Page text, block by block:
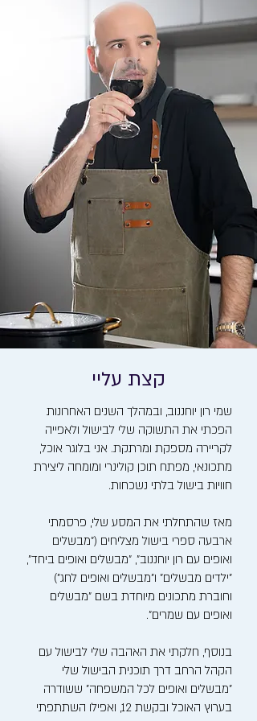
קצת עליי
שמי רון יוחננוב, ובמהלך השנים האחרונות
הפכתי את התשוקה שלי לבישול ולאפייה
לקריירה מספקת ומרתקת. אני בלוגר אוכל,
מתכונאי, מפתח תוכן קולינרי ומומחה ליצירת
חוויות בישול בלתי נשכחות.
מאז שהתחלתי את המסע שלי, פרסמתי
ארבעה ספרי בישול מצליחים ("מבשלים
ואופים עם רון יוחננוב", "מבשלים ואופים ביחד",
"ילדים מבשלים" ו"מבשלים ואופים לחג")
וחוברת מתכונים מיוחדת בשם "מבשלים
ואופים עם שמרים".
בנוסף, חלקתי את האהבה שלי לבישול עם
הקהל הרחב דרך תוכנית הבישול שלי
"מבשלים ואופים לכל המשפחה" ששודרה
בערוץ האוכל ובקשת 12, ואפילו השתתפתי